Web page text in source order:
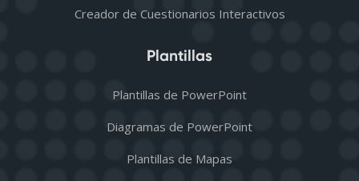
Creador de Cuestionarios Interactivos
Plantillas
Plantillas de PowerPoint
Diagramas de PowerPoint
Plantillas de Mapas